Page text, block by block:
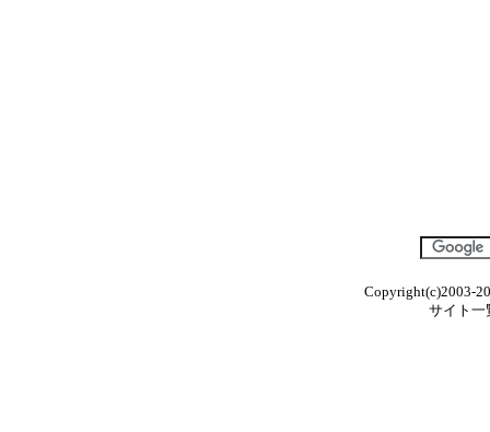
Copyright(c)2003-
サイト